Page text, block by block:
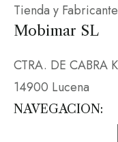
Tienda y
Mobimar SL
CTRA. DE CABRA
14900 Lucena
NAVEGACION: